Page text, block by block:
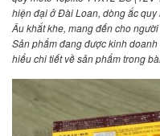
hiện đại ở Đài Loan, dòng ắc
Âu khắt khe, mang đến cho
Sản phẩm đang được kinh
hiểu chi tiết về sản phẩm trong